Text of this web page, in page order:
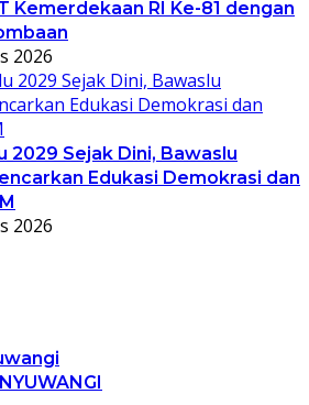
Kemerdekaan RI Ke-81 dengan
2026
2029 Sejak Dini, Bawaslu
Edukasi Demokrasi dan
2026